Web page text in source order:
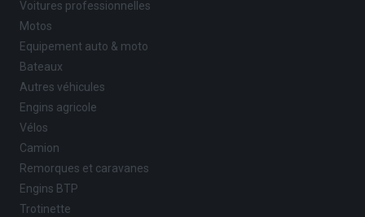
Voitures professionnelles
Motos
Equipement auto & moto
Bateaux
Autres véhicules
Engins agricole
Vélos
Camion
Remorques et caravanes
Engins BTP
Trotinette